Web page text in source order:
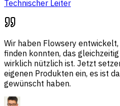
Technischer Leiter
Wir haben Flowsery
finden konnten, das
wirklich nützlich ist. Jetzt
eigenen Produkten ein, es ist
gewünscht haben.